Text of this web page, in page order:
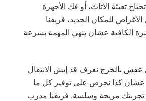
تعبئة الأثاث، أو فك الأجهزة
الأغراض للمكان الجديد، فريقنا
الكافية عشان ينهي المهمة بسرعة
عفش بالخرج نعرف قد إيش الانتقال
كذا نحرص على توفير كل ما
مريحة وسلسة. فريقنا مدرب